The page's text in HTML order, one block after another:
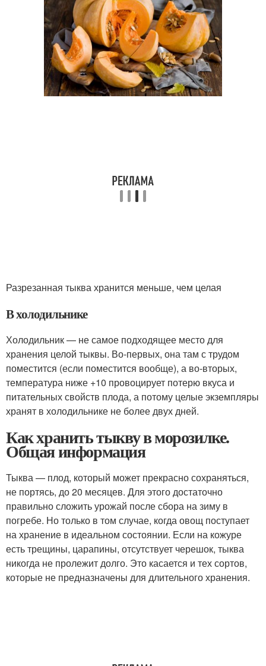
Разрезанная тыква хранится меньше, чем целая
В холодильнике
Холодильник — не самое подходящее место для
хранения целой тыквы. Во-первых, она там с трудом
поместится (если поместится вообще), а во-вторых,
температура ниже +10 провоцирует потерю вкуса и
питательных свойств плода, а потому целые экземпляры
хранят в холодильнике не более двух дней.
Как хранить тыкву в морозилке.
Общая информация
Тыква — плод, который может прекрасно сохраняться,
не портясь, до 20 месяцев. Для этого достаточно
правильно сложить урожай после сбора на зиму в
погребе. Но только в том случае, когда овощ поступает
на хранение в идеальном состоянии. Если на кожуре
есть трещины, царапины, отсутствует черешок, тыква
никогда не пролежит долго. Это касается и тех сортов,
которые не предназначены для длительного хранения.